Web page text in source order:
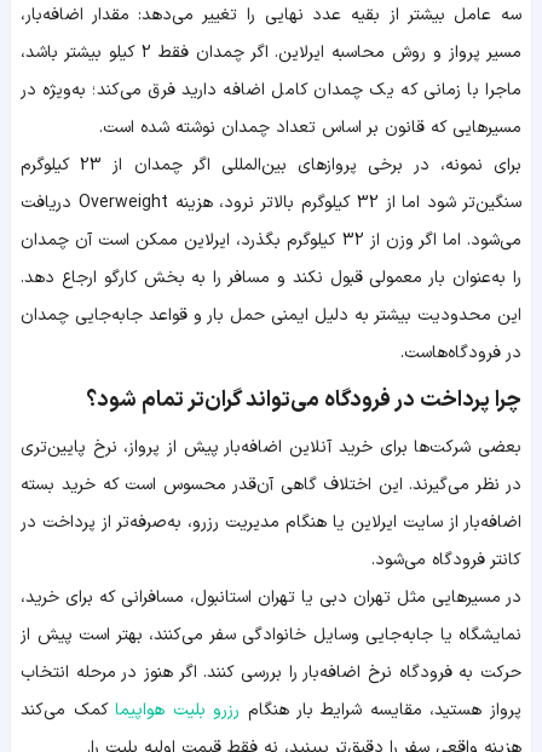
سه عامل بیشتر از بقیه عدد نهایی را تغییر می‌دهد: مقدار اضافه‌بار،
مسیر پرواز و روش محاسبه ایرلاین. اگر چمدان فقط 2 کیلو بیشتر باشد،
ماجرا با زمانی که یک چمدان کامل اضافه دارید فرق می‌کند؛ به‌ویژه در
مسیرهایی که قانون بر اساس تعداد چمدان نوشته شده است.
برای نمونه، در برخی پروازهای بین‌المللی اگر چمدان از 23 کیلوگرم
سنگین‌تر شود اما از 32 کیلوگرم بالاتر نرود، هزینه Overweight دریافت
می‌شود. اما اگر وزن از 32 کیلوگرم بگذرد، ایرلاین ممکن است آن چمدان
را به‌عنوان بار معمولی قبول نکند و مسافر را به بخش کارگو ارجاع دهد.
این محدودیت بیشتر به دلیل ایمنی حمل بار و قواعد جابه‌جایی چمدان
در فرودگاه‌هاست.
چرا پرداخت در فرودگاه می‌تواند گران‌تر تمام شود؟
بعضی شرکت‌ها برای خرید آنلاین اضافه‌بار پیش از پرواز، نرخ پایین‌تری
در نظر می‌گیرند. این اختلاف گاهی آن‌قدر محسوس است که خرید بسته
اضافه‌بار از سایت ایرلاین یا هنگام مدیریت رزرو، به‌صرفه‌تر از پرداخت در
کانتر فرودگاه می‌شود.
در مسیرهایی مثل تهران دبی یا تهران استانبول، مسافرانی که برای خرید،
نمایشگاه یا جابه‌جایی وسایل خانوادگی سفر می‌کنند، بهتر است پیش از
حرکت به فرودگاه نرخ اضافه‌بار را بررسی کنند. اگر هنوز در مرحله انتخاب
پرواز هستید، مقایسه شرایط بار هنگام رزرو بلیت هواپیماکمک می‌کند